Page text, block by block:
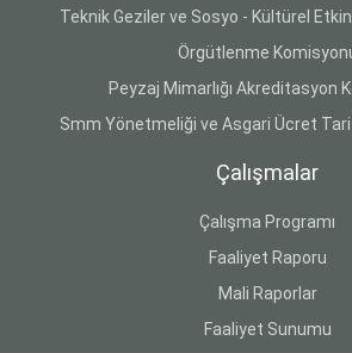
Teknik Geziler ve Sosyo - Kültürel
Örgütlenme
Peyzaj Mimarlığı Akreditasyon
Smm Yönetmeliği ve Asgari Ücret
Çalışmalar
Çalışma Programı
Faaliyet Raporu
Mali Raporlar
Faaliyet Sunumu